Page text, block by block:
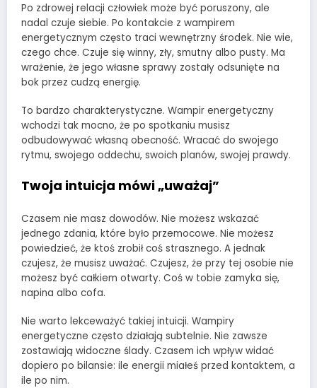
Po zdrowej relacji człowiek może być poruszony, ale
nadal czuje siebie. Po kontakcie z wampirem
energetycznym często traci wewnętrzny środek. Nie wie,
czego chce. Czuje się winny, zły, smutny albo pusty. Ma
wrażenie, że jego własne sprawy zostały odsunięte na
bok przez cudzą energię.
To bardzo charakterystyczne. Wampir energetyczny
wchodzi tak mocno, że po spotkaniu musisz
odbudowywać własną obecność. Wracać do swojego
rytmu, swojego oddechu, swoich planów, swojej prawdy.
Twoja intuicja mówi „uważaj”
Czasem nie masz dowodów. Nie możesz wskazać
jednego zdania, które było przemocowe. Nie możesz
powiedzieć, że ktoś zrobił coś strasznego. A jednak
czujesz, że musisz uważać. Czujesz, że przy tej osobie nie
możesz być całkiem otwarty. Coś w tobie zamyka się,
napina albo cofa.
Nie warto lekceważyć takiej intuicji. Wampiry
energetyczne często działają subtelnie. Nie zawsze
zostawiają widoczne ślady. Czasem ich wpływ widać
dopiero po bilansie: ile energii miałeś przed kontaktem, a
ile po nim.